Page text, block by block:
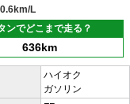
L
ンでどこまで走る？
636km
ハイオク
ガソリン